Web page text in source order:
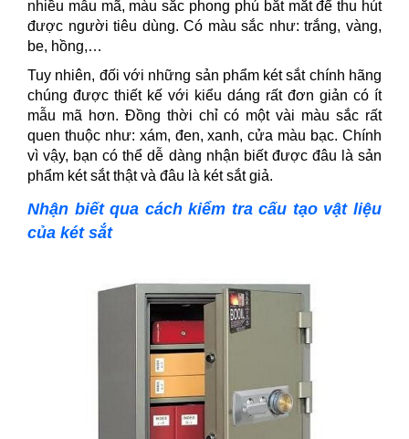
nhiều mẫu mã, màu sắc phong phú bắt mắt để thu hút
được người tiêu dùng. Có màu sắc như: trắng, vàng,
be, hồng,…
Tuy nhiên, đối với những sản phẩm két sắt chính hãng
chúng được thiết kế với kiểu dáng rất đơn giản có ít
mẫu mã hơn. Đồng thời chỉ có một vài màu sắc rất
quen thuộc như: xám, đen, xanh, cửa màu bạc. Chính
vì vậy, bạn có thể dễ dàng nhận biết được đâu là sản
phẩm két sắt thật và đâu là két sắt giả.
Nhận biết qua cách kiểm tra cấu tạo vật liệu
của két sắt